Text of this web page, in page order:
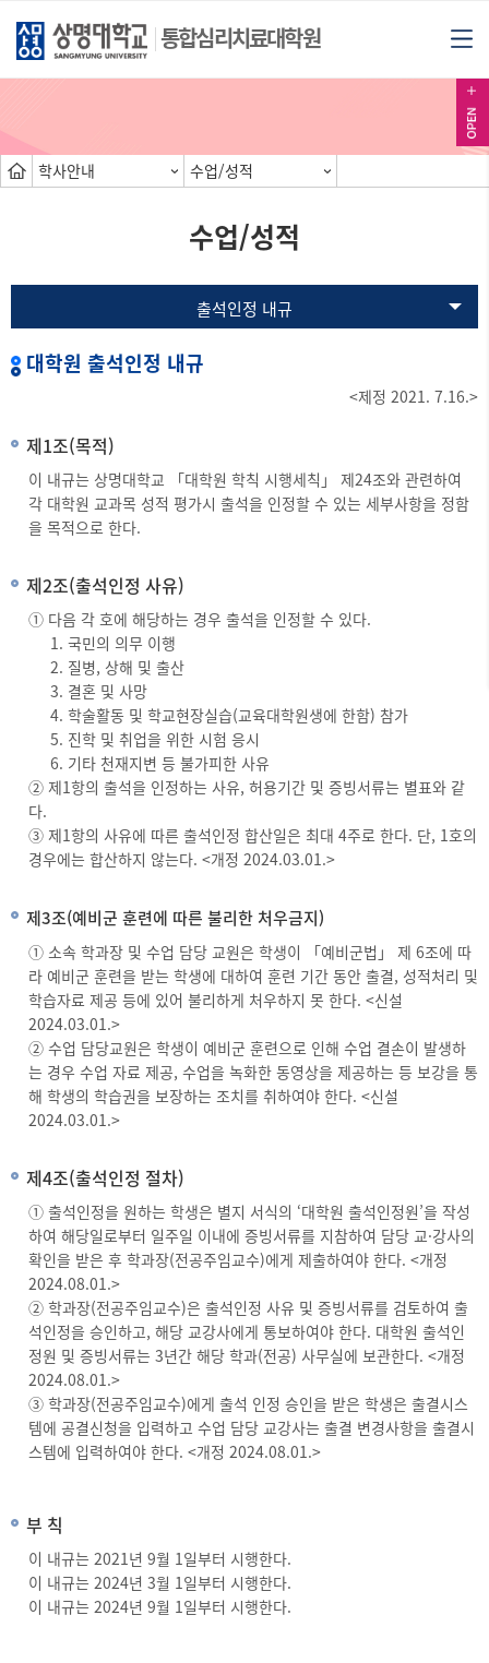
통합심리치료대학원
학사안내 수업/성적
수업/성적
출석인정 내규
대학원 출석인정 내규
<제정 2021. 7.16.>
제1조(목적)
이 내규는 상명대학교 「대학원 학칙 시행세칙」 제24조와 관련하여
각 대학원 교과목 성적 평가시 출석을 인정할 수 있는 세부사항을 정함
을 목적으로 한다.
제2조(출석인정 사유)
① 다음 각 호에 해당하는 경우 출석을 인정할 수 있다.
국민의 의무 이행
질병, 상해 및 출산
결혼 및 사망
학술활동 및 학교현장실습(교육대학원생에 한함) 참가
진학 및 취업을 위한 시험 응시
기타 천재지변 등 불가피한 사유
② 제1항의 출석을 인정하는 사유, 허용기간 및 증빙서류는 별표와 같
다.
③ 제1항의 사유에 따른 출석인정 합산일은 최대 4주로 한다. 단, 1호의
경우에는 합산하지 않는다. <개정 2024.03.01.>
제3조(예비군 훈련에 따른 불리한 처우금지)
① 소속 학과장 및 수업 담당 교원은 학생이 「예비군법」 제 6조에 따
라 예비군 훈련을 받는 학생에 대하여 훈련 기간 동안 출결, 성적처리 및
학습자료 제공 등에 있어 불리하게 처우하지 못 한다. <신설
2024.03.01.>
② 수업 담당교원은 학생이 예비군 훈련으로 인해 수업 결손이 발생하
는 경우 수업 자료 제공, 수업을 녹화한 동영상을 제공하는 등 보강을 통
해 학생의 학습권을 보장하는 조치를 취하여야 한다. <신설
2024.03.01.>
제4조(출석인정 절차)
① 출석인정을 원하는 학생은 별지 서식의 ‘대학원 출석인정원’을 작성
하여 해당일로부터 일주일 이내에 증빙서류를 지참하여 담당 교·강사의
확인을 받은 후 학과장(전공주임교수)에게 제출하여야 한다. <개정
2024.08.01.>
② 학과장(전공주임교수)은 출석인정 사유 및 증빙서류를 검토하여 출
석인정을 승인하고, 해당 교강사에게 통보하여야 한다. 대학원 출석인
정원 및 증빙서류는 3년간 해당 학과(전공) 사무실에 보관한다. <개정
2024.08.01.>
③ 학과장(전공주임교수)에게 출석 인정 승인을 받은 학생은 출결시스
템에 공결신청을 입력하고 수업 담당 교강사는 출결 변경사항을 출결시
스템에 입력하여야 한다. <개정 2024.08.01.>
부 칙
이 내규는 2021년 9월 1일부터 시행한다.
이 내규는 2024년 3월 1일부터 시행한다.
이 내규는 2024년 9월 1일부터 시행한다.